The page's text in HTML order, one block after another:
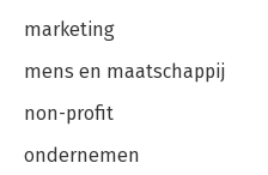
marketing
mens en maatschappij
non-profit
ondernemen